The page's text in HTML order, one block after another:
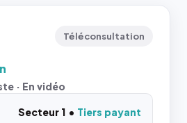
Téléconsultation
· En vidéo
Secteur 1
Tiers payant